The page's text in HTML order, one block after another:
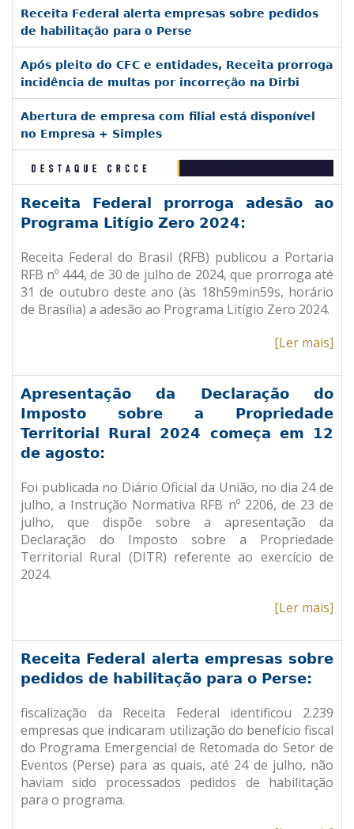
Receita Federal alerta empresas sobre pedidos
de habilitação para o Perse
Após pleito do CFC e entidades, Receita prorroga
incidência de multas por incorreção na Dirbi
Abertura de empresa com filial está disponível
no Empresa + Simples
Receita Federal prorroga adesão ao
Programa Litígio Zero 2024:
Receita Federal do Brasil (RFB) publicou a Portaria
RFB nº 444, de 30 de julho de 2024, que prorroga até
31 de outubro deste ano (às 18h59min59s, horário
de Brasília) a adesão ao Programa Litígio Zero 2024.
[Ler mais]
Apresentação da Declaração do
Imposto sobre a Propriedade
Territorial Rural 2024 começa em 12
de agosto:
Foi publicada no Diário Oficial da União, no dia 24 de
julho, a Instrução Normativa RFB nº 2206, de 23 de
julho, que dispõe sobre a apresentação da
Declaração do Imposto sobre a Propriedade
Territorial Rural (DITR) referente ao exercício de
2024.
[Ler mais]
Receita Federal alerta empresas sobre
pedidos de habilitação para o Perse:
fiscalização da Receita Federal identificou 2.239
empresas que indicaram utilização do benefício fiscal
do Programa Emergencial de Retomada do Setor de
Eventos (Perse) para as quais, até 24 de julho, não
haviam sido processados pedidos de habilitação
para o programa.